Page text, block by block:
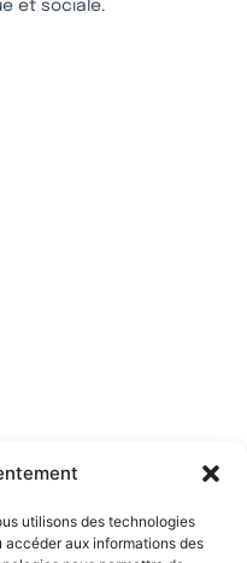
utilisons des technologies
aux informations des
et sociale.